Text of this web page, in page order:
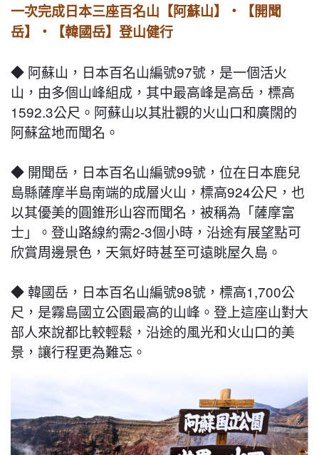
一次完成日本三座百名山【阿蘇山】‧【開聞
岳】‧【韓國岳】登山健行
◆ 阿蘇山，日本百名山編號97號，是一個活火
山，由多個山峰組成，其中最高峰是高岳，標高
1592.3公尺。阿蘇山以其壯觀的火山口和廣闊的
阿蘇盆地而聞名。
◆ 開聞岳，日本百名山編號99號，位在日本鹿兒
島縣薩摩半島南端的成層火山，標高924公尺，也
以其優美的圓錐形山容而聞名，被稱為「薩摩富
士」。登山路線約需2-3個小時，沿途有展望點可
欣賞周邊景色，天氣好時甚至可遠眺屋久島。
◆ 韓國岳，日本百名山編號98號，標高1,700公
尺，是霧島國立公園最高的山峰。登上這座山對大
部人來說都比較輕鬆，沿途的風光和火山口的美
景，讓行程更為難忘。